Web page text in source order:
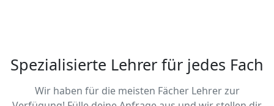
Spezialisierte Lehrer für jedes Fach
Wir haben für die meisten Fächer Lehrer zur